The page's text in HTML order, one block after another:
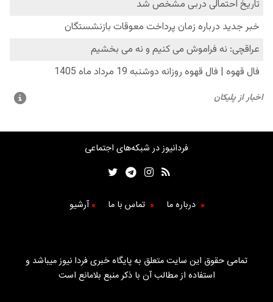
فردانیوز در شبکه‌های اجتماعی
درباره ما تماس با ما آرشیو
تمامی حقوق این سایت متعلق به پایگاه خبری فردا نیوز میباشد و
استفاده از مطالب آن با ذکر منبع بلامانع است